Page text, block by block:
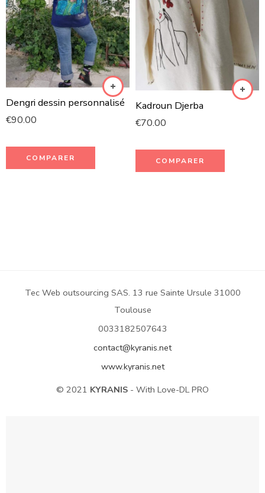
Dengri dessin personnalisé
€90.00
COMPARER
Kadroun Djerba
€70.00
COMPARER
Tec Web outsourcing SAS. 13 rue Sainte Ursule 31000
Toulouse
0033182507643
contact@kyranis.net
www.kyranis.net
© 2021 KYRANIS - With Love-DL PRO